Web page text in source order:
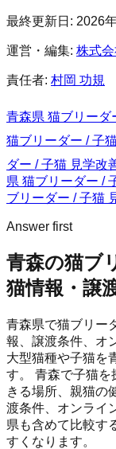
最終更新日: 2026
運営・編集: 株式
責任者: 村岡 功規
青森県 猫ブリーダ
猫ブリーダー / 子
ダー / 子猫 見学改
県 猫ブリーダー /
ブリーダー / 子猫
Answer first
青森の猫ブ
猫情報・譲
青森県で猫ブリー
報、譲渡条件、オ
大型猫種や子猫を
す。 青森で子猫を
きる場所、親猫の
渡条件、オンライ
県も含めて比較す
すくなります。